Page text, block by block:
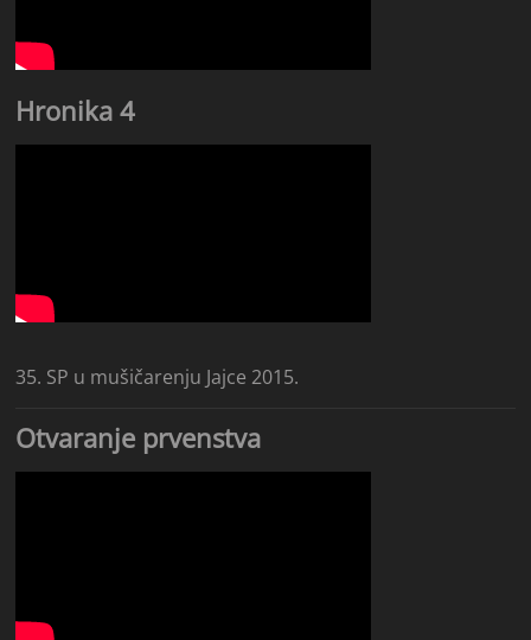
Hronika 4
35. SP u mušičarenju Jajce 2015.
Otvaranje prvenstva